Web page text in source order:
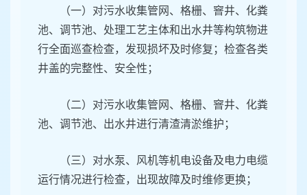
（一）对污水收集管网、格栅、窨井、化粪
池、调节池、处理工艺主体和出水井等构筑物进
行全面巡查检查，发现损坏及时修复；检查各类
井盖的完整性、安全性；
（二）对污水收集管网、格栅、窨井、化粪
池、调节池、出水井进行清渣清淤维护；
（三）对水泵、风机等机电设备及电力电缆
运行情况进行检查，出现故障及时维修更换；